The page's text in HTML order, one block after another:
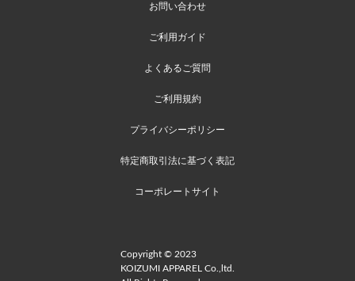
お問い合わせ
ご利用ガイド
よくあるご質問
ご利用規約
プライバシーポリシー
特定商取引法に基づく表記
コーポレートサイト
Copyright © 2023
KOIZUMI APPAREL Co.,ltd.